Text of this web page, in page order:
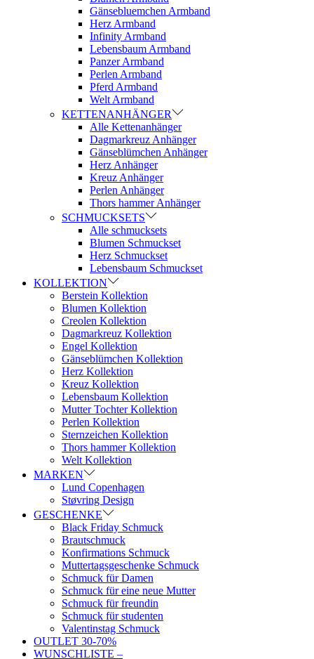
Gänsebluemchen Armband
Herz Armband
Infinity Armband
Lebensbaum Armband
Panzer Armband
Perlen Armband
Pferd Armband
Welt Armband
KETTENANHÄNGER
Alle Kettenanhänger
Dagmarkreuz Anhänger
Gänseblümchen Anhänger
Herz Anhänger
Kreuz Anhänger
Perlen Anhänger
Thors hammer Anhänger
SCHMUCKSETS
Alle schmucksets
Blumen Schmuckset
Herz Schmuckset
Lebensbaum Schmuckset
KOLLEKTION
Berstein Kollektion
Blumen Kollektion
Creolen Kollektion
Dagmarkreuz Kollektion
Engel Kollektion
Gänseblümchen Kollektion
Herz Kollektion
Kreuz Kollektion
Lebensbaum Kollektion
Mutter Tochter Kollektion
Perlen Kollektion
Sternzeichen Kollektion
Thors hammer Kollektion
Welt Kollektion
MARKEN
Lund Copenhagen
Støvring Design
GESCHENKE
Black Friday Schmuck
Brautschmuck
Konfirmations Schmuck
Muttertagsgeschenke Schmuck
Schmuck für Damen
Schmuck für eine neue Mutter
Schmuck für freundin
Schmuck für studenten
Valentinstag Schmuck
OUTLET 30-70%
WUNSCHLISTE –